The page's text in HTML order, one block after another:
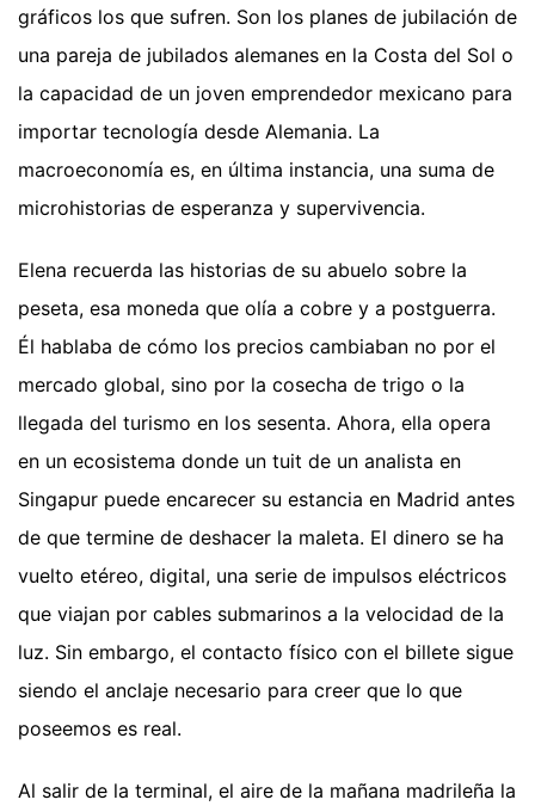
gráficos los que sufren. Son los planes de jubilación de
una pareja de jubilados alemanes en la Costa del Sol o
la capacidad de un joven emprendedor mexicano para
importar tecnología desde Alemania. La
macroeconomía es, en última instancia, una suma de
microhistorias de esperanza y supervivencia.
Elena recuerda las historias de su abuelo sobre la
peseta, esa moneda que olía a cobre y a postguerra.
Él hablaba de cómo los precios cambiaban no por el
mercado global, sino por la cosecha de trigo o la
llegada del turismo en los sesenta. Ahora, ella opera
en un ecosistema donde un tuit de un analista en
Singapur puede encarecer su estancia en Madrid antes
de que termine de deshacer la maleta. El dinero se ha
vuelto etéreo, digital, una serie de impulsos eléctricos
que viajan por cables submarinos a la velocidad de la
luz. Sin embargo, el contacto físico con el billete sigue
siendo el anclaje necesario para creer que lo que
poseemos es real.
Al salir de la terminal, el aire de la mañana madrileña la